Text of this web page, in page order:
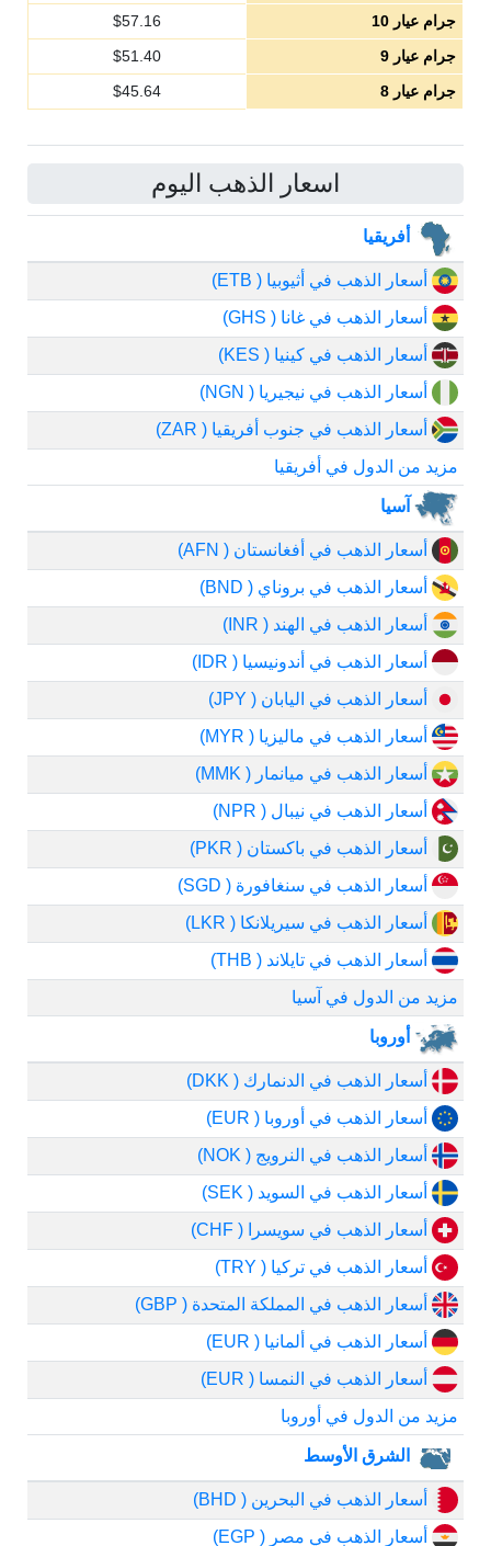
جرام عيار 10
$57.16
جرام عيار 9
$51.40
جرام عيار 8
$45.64
اسعار الذهب اليوم
أفريقيا
أسعار الذهب في أثيوبيا ( ETB)
أسعار الذهب في غانا ( GHS)
أسعار الذهب في كينيا ( KES)
أسعار الذهب في نيجيريا ( NGN)
أسعار الذهب في جنوب أفريقيا ( ZAR)
مزيد من الدول في أفريقيا
آسيا
أسعار الذهب في أفغانستان ( AFN)
أسعار الذهب في بروناي ( BND)
أسعار الذهب في الهند ( INR)
أسعار الذهب في أندونيسيا ( IDR)
أسعار الذهب في اليابان ( JPY)
أسعار الذهب في ماليزيا ( MYR)
أسعار الذهب في ميانمار ( MMK)
أسعار الذهب في نيبال ( NPR)
أسعار الذهب في باكستان ( PKR)
أسعار الذهب في سنغافورة ( SGD)
أسعار الذهب في سيريلانكا ( LKR)
أسعار الذهب في تايلاند ( THB)
مزيد من الدول في آسيا
أوروبا
أسعار الذهب في الدنمارك ( DKK)
أسعار الذهب في أوروبا ( EUR)
أسعار الذهب في النرويج ( NOK)
أسعار الذهب في السويد ( SEK)
أسعار الذهب في سويسرا ( CHF)
أسعار الذهب في تركيا ( TRY)
أسعار الذهب في المملكة المتحدة ( GBP)
أسعار الذهب في ألمانيا ( EUR)
أسعار الذهب في النمسا ( EUR)
مزيد من الدول في أوروبا
الشرق الأوسط
أسعار الذهب في البحرين ( BHD)
أسعار الذهب في مصر ( EGP)